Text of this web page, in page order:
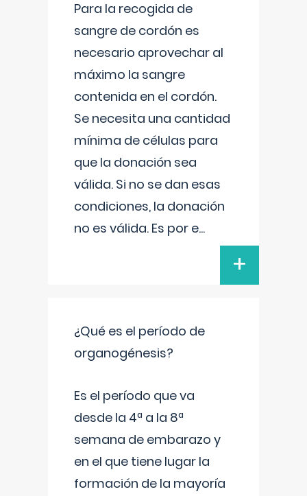
Para la recogida de
sangre de cordón es
necesario aprovechar al
máximo la sangre
contenida en el cordón.
Se necesita una cantidad
mínima de células para
que la donación sea
válida. Si no se dan esas
condiciones, la donación
no es válida. Es por e...
+
¿Qué es el período de
organogénesis?
Es el período que va
desde la 4ª a la 8ª
semana de embarazo y
en el que tiene lugar la
formación de la mayoría